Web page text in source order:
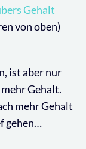
Gehalt
von oben)
ist aber nur
Gehalt.
mehr Gehalt
gehen…